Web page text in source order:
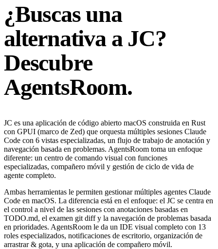
¿Buscas una
alternativa a JC?
Descubre
AgentsRoom.
JC es una aplicación de código abierto macOS construida en Rust
con GPUI (marco de Zed) que orquesta múltiples sesiones Claude
Code con 6 vistas especializadas, un flujo de trabajo de anotación y
navegación basada en problemas. AgentsRoom toma un enfoque
diferente: un centro de comando visual con funciones
especializadas, compañero móvil y gestión de ciclo de vida de
agente completo.
Ambas herramientas le permiten gestionar múltiples agentes Claude
Code en macOS. La diferencia está en el enfoque: el JC se centra en
el control a nivel de las sesiones con anotaciones basadas en
TODO.md, el examen git diff y la navegación de problemas basada
en prioridades. AgentsRoom le da un IDE visual completo con 13
roles especializados, notificaciones de escritorio, organización de
arrastrar & gota, y una aplicación de compañero móvil.